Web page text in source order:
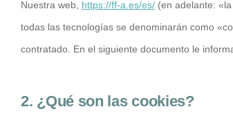
Nuestra web, https://ff-a.es/es/ (en adelante:
todas las tecnologías se denominarán como
contratado. En el siguiente documento le
2. ¿Qué son las cookies?